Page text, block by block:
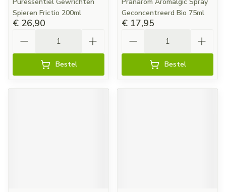
Spieren Frictio 200ml
€ 26,90
Bestel
Geconcentreerd Bio 75ml
€ 17,95
Bestel